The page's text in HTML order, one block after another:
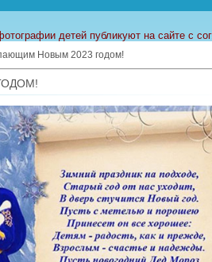
детей публикуют на сайте с
Новым 2023 годом!